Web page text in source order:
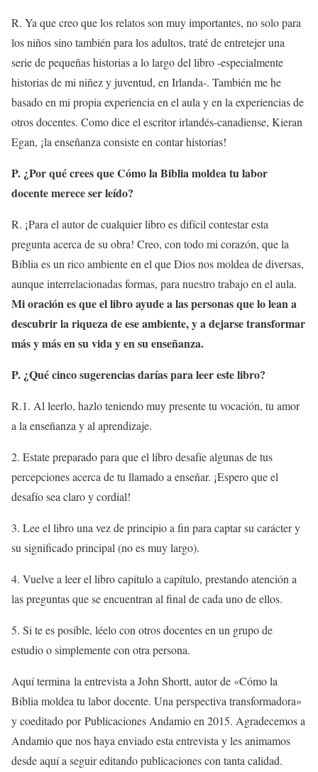
R. Ya que creo que los relatos son muy importantes, no solo para
los niños sino también para los adultos, traté de entretejer una
serie de pequeñas historias a lo largo del libro -especialmente
historias de mi niñez y juventud, en Irlanda-. También me he
basado en mi propia experiencia en el aula y en la experiencias de
otros docentes. Como dice el escritor irlandés-canadiense, Kieran
Egan, ¡la enseñanza consiste en contar historias!
P. ¿Por qué crees que Cómo la Biblia moldea tu labor
docente merece ser leído?
R. ¡Para el autor de cualquier libro es difícil contestar esta
pregunta acerca de su obra! Creo, con todo mi corazón, que la
Biblia es un rico ambiente en el que Dios nos moldea de diversas,
aunque interrelacionadas formas, para nuestro trabajo en el aula.
Mi oración es que el libro ayude a las personas que lo lean a
descubrir la riqueza de ese ambiente, y a dejarse transformar
más y más en su vida y en su enseñanza.
P. ¿Qué cinco sugerencias darías para leer este libro?
R.1. Al leerlo, hazlo teniendo muy presente tu vocación, tu amor
a la enseñanza y al aprendizaje.
2. Estate preparado para que el libro desafíe algunas de tus
percepciones acerca de tu llamado a enseñar. ¡Espero que el
desafío sea claro y cordial!
3. Lee el libro una vez de principio a fin para captar su carácter y
su significado principal (no es muy largo).
4. Vuelve a leer el libro capítulo a capítulo, prestando atención a
las preguntas que se encuentran al final de cada uno de ellos.
5. Si te es posible, léelo con otros docentes en un grupo de
estudio o simplemente con otra persona.
Aquí termina la entrevista a John Shortt, autor de «Cómo la
Biblia moldea tu labor docente. Una perspectiva transformadora»
y coeditado por Publicaciones Andamio en 2015. Agradecemos a
Andamio que nos haya enviado esta entrevista y les animamos
desde aquí a seguir editando publicaciones con tanta calidad.